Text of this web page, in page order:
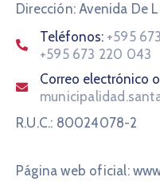
Dirección: Avenida De
Teléfonos: +595
+595 673 220 043
Correo electrónico
R.U.C.: 80024078-2
Página web oficial: